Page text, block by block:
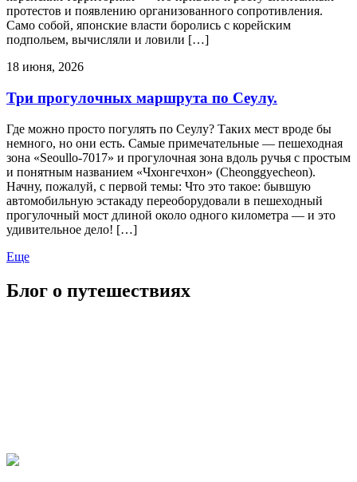
протестов и появлению организованного сопротивления.
Само собой, японские власти боролись с корейским
подпольем, вычисляли и ловили […]
18 июня, 2026
Три прогулочных маршрута по Сеулу.
Где можно просто погулять по Сеулу? Таких мест вроде бы
немного, но они есть. Самые примечательные — пешеходная
зона «Seoullo-7017» и прогулочная зона вдоль ручья с простым
и понятным названием «Чхонгечхон» (Cheonggyecheon).
Начну, пожалуй, с первой темы: Что это такое: бывшую
автомобильную эстакаду переоборудовали в пешеходный
прогулочный мост длиной около одного километра — и это
удивительное дело! […]
Еще
Блог о путешествиях